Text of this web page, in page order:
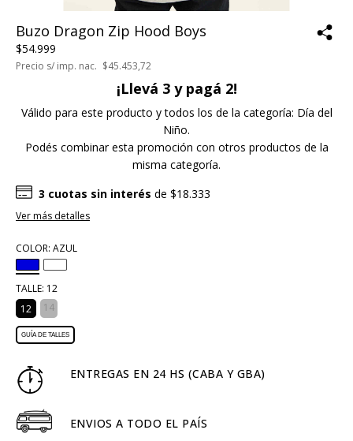
Buzo Dragon Zip Hood Boys
$54.999
Precio s/ imp. nac. $45.453,72
¡Llevá 3 y pagá 2!
Válido para este producto y todos los de la categoría: Día del
Niño.
Podés combinar esta promoción con otros productos de la
misma categoría.
3 cuotas sin interés de $18.333
Ver más detalles
COLOR: AZUL
TALLE: 12
12
14
GUÍA DE TALLES
ENTREGAS EN 24 HS (CABA Y GBA)
ENVIOS A TODO EL PAÍS